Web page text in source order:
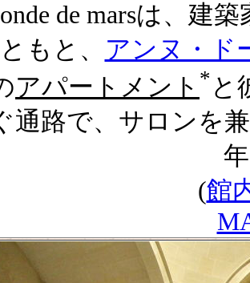
de marsは、建築
もと、 アンヌ・ド
アパートメント * と
通路で、サロンを
(館